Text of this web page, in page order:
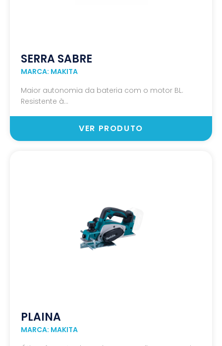
SERRA SABRE
MARCA: MAKITA
Maior autonomia da bateria com o motor BL.
Resistente à...
VER PRODUTO
PLAINA
MARCA: MAKITA